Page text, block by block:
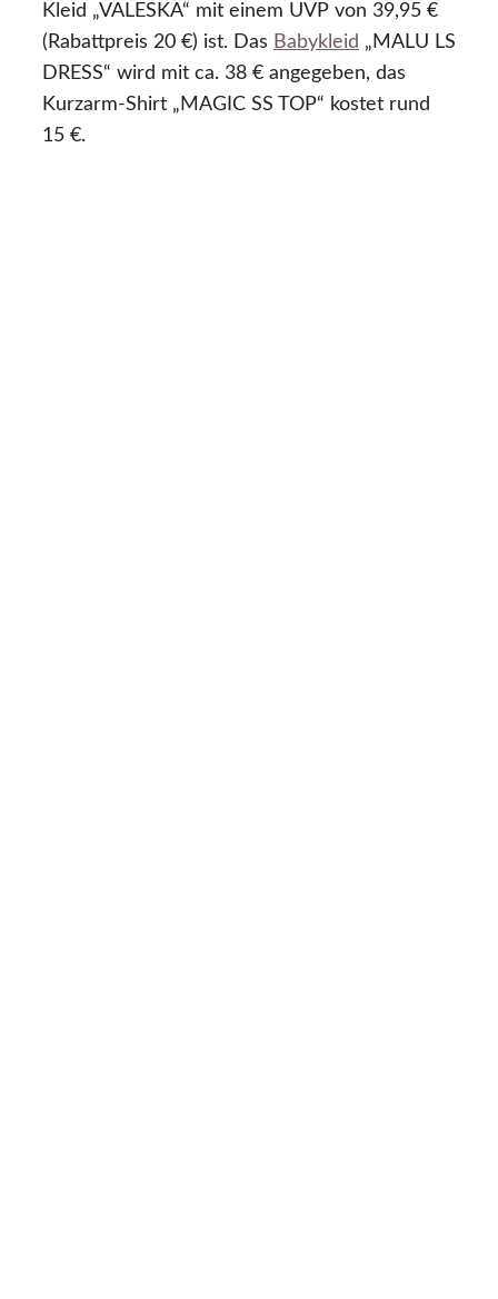
Kleid „VALESKA“ mit einem UVP von 39,95 €
(Rabattpreis 20 €) ist. Das Babykleid „MALU LS
DRESS“ wird mit ca. 38 € angegeben, das
Kurzarm-Shirt „MAGIC SS TOP“ kostet rund
15 €.